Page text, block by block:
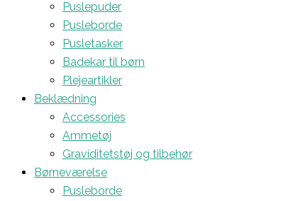
Puslepuder
Pusleborde
Pusletasker
Badekar til børn
Plejeartikler
Beklædning
Accessories
Ammetøj
Graviditetstøj og tilbehør
Børneværelse
Pusleborde